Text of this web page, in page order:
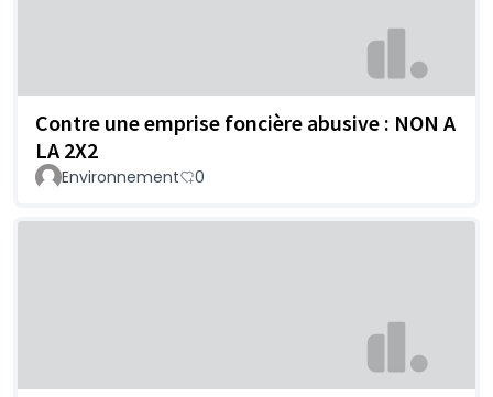
Contre une emprise foncière abusive : NON A
LA 2X2
Environnement 0